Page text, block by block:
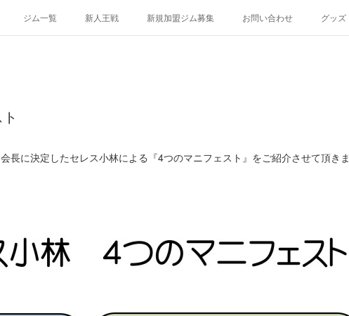
ジム一覧 新人王戦 新規加盟ジム募集 お問い合わせ グッズ
長に決定したセレス小林による『4つのマニフェスト』をご紹介させて頂きま